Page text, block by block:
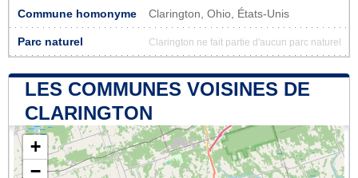
Commune homonyme Clarington, Ohio, États-Unis
Parc naturel Clarington ne fait partie d'aucun parc naturel
LES COMMUNES VOISINES DE
CLARINGTON
+
−